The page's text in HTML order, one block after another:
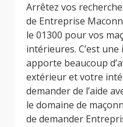
Arrêtez vos
de Entreprise
le 01300 pour vos
intérieures. C’est
apporte beaucoup
extérieur et votre
demander de l’aide
le domaine de
de demander